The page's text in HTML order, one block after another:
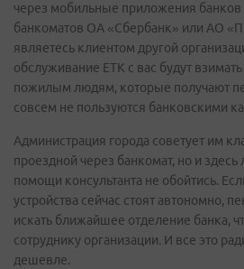
через мобильные приложения
банкоматов ОА «Сбербанк» или АО
являетесь клиентом другой
обслуживание ЕТК с вас будут
пожилым людям, которые получают
совсем не пользуются банковскими
Администрация города советует им
проездной через банкомат, но и
помощи консультанта не обойтись.
устройства сейчас стоят автономно,
искать ближайшее отделение банка,
сотруднику организации. И все это
дешевле.